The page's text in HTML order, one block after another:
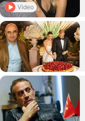
Video